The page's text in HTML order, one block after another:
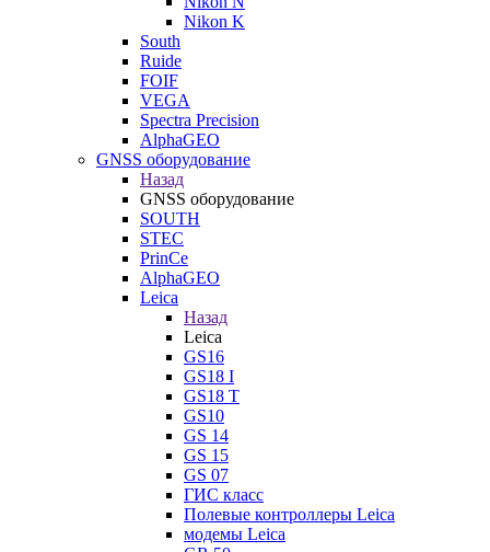
Nikon K
South
Ruide
FOIF
VEGA
Spectra Precision
AlphaGEO
GNSS оборудование
Назад
GNSS оборудование
SOUTH
STEC
PrinCe
AlphaGEO
Leica
Назад
Leica
GS16
GS18 I
GS18 T
GS10
GS 14
GS 15
GS 07
ГИС класс
Полевые контроллеры Leica
модемы Leica